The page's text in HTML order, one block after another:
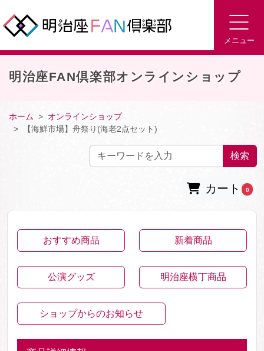
メニュー
明治座FAN倶楽部オンラインショップ
ホーム
オンラインショップ
【海鮮市場】舟祭り(海老2点セット)
検索
カート 0
おすすめ商品 新着商品
公演グッズ 明治座横丁商品
ショップからのお知らせ